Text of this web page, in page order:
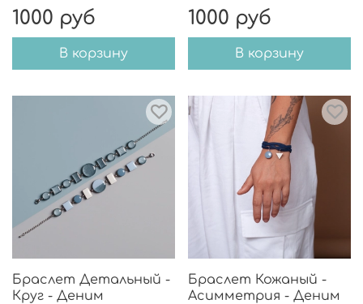
1000 руб
В корзину
1000 руб
В корзину
Браслет Детальный -
Круг - Деним
Браслет Кожаный -
Асимметрия - Деним